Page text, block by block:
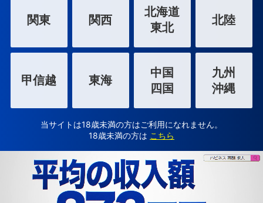
関東 関西
北海道
東北
北陸
甲信越 東海
中国
四国
九州
沖縄
当サイトは18歳未満の方はご利用になれません。
18歳未満の方は こちら